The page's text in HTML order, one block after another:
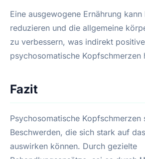
Eine ausgewogene Ernährung
reduzieren und die allgemeine
zu verbessern, was indirekt
psychosomatische Kopfschmerzen
Fazit
Psychosomatische Kopfschmerzen
Beschwerden, die sich stark auf
auswirken können. Durch gezielte